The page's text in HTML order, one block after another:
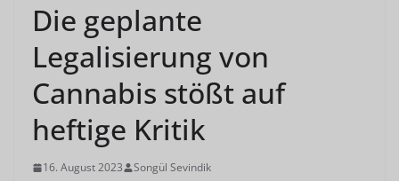
Die geplante
Legalisierung von
Cannabis stößt auf
heftige Kritik
16. August 2023 Songül Sevindik